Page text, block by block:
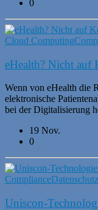
0
Cloud Computing
eHealth? Nicht auf
Wenn von eHealth die
elektronische
bei der Digitalisierung
19 Nov.
0
ComplianceDatenschutz
Uniscon-